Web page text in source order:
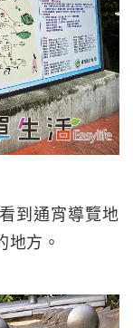
到通宵導覽地
地方。